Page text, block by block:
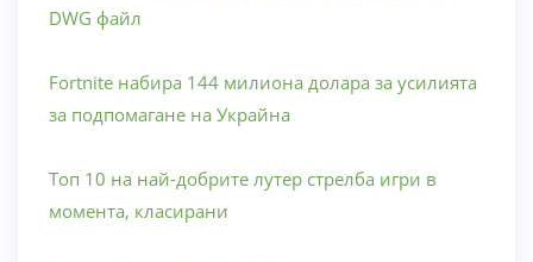
DWG файл
Fortnite набира 144 милиона долара за усилията
за подпомагане на Украйна
Топ 10 на най-добрите лутер стрелба игри в
момента, класирани